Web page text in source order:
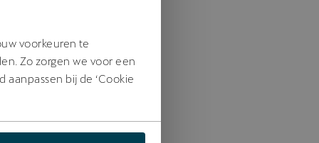
voorkeuren te
Zo zorgen we voor een
bij de ‘Cookie